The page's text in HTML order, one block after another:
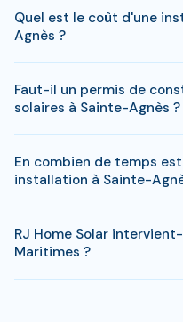
Quel est le coût d'une
Agnès ?
à 9 kWc). Après les aides
(MaPrimeRénov', prime
reste à charge peut
installation standard de 3
Faut-il un permis de
solaires à Sainte-Agnès ?
à Sainte-Agnès. Si votre
en Alpes-Maritimes, des
s'appliquer. RJ Home Solar
surcoût.
En combien de temps
installation à Sainte-
votre installation. Passe ce
gratuit. Sur 25 ans, une
economies entre 20 000
RJ Home Solar
Maritimes ?